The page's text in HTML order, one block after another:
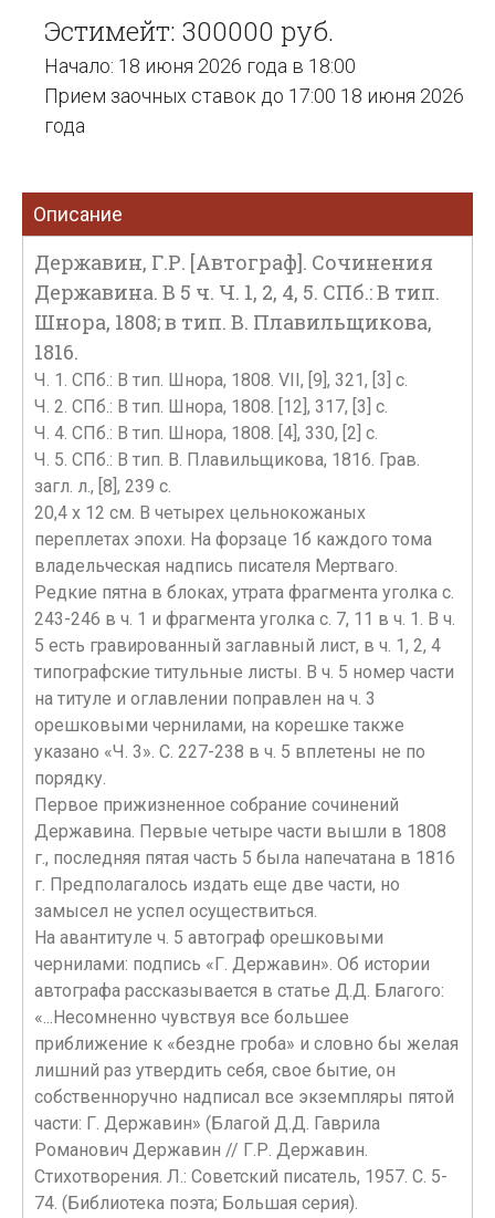
Эстимейт: 300000 руб.
Начало: 18 июня 2026 года в 18:00
Прием заочных ставок до 17:00 18 июня 2026
года
Описание
Державин, Г.Р. [Автограф]. Сочинения
Державина. В 5 ч. Ч. 1, 2, 4, 5. СПб.: В тип.
Шнора, 1808; в тип. В. Плавильщикова,
1816.
Ч. 1. СПб.: В тип. Шнора, 1808. VII, [9], 321, [3] c.
Ч. 2. СПб.: В тип. Шнора, 1808. [12], 317, [3] c.
Ч. 4. СПб.: В тип. Шнора, 1808. [4], 330, [2] c.
Ч. 5. СПб.: В тип. В. Плавильщикова, 1816. Грав.
загл. л., [8], 239 c.
20,4 х 12 см. В четырех цельнокожаных
переплетах эпохи. На форзаце 1б каждого тома
владельческая надпись писателя Мертваго.
Редкие пятна в блоках, утрата фрагмента уголка с.
243-246 в ч. 1 и фрагмента уголка с. 7, 11 в ч. 1. В ч.
5 есть гравированный заглавный лист, в ч. 1, 2, 4
типографские титульные листы. В ч. 5 номер части
на титуле и оглавлении поправлен на ч. 3
орешковыми чернилами, на корешке также
указано «Ч. 3». С. 227-238 в ч. 5 вплетены не по
порядку.
Первое прижизненное собрание сочинений
Державина. Первые четыре части вышли в 1808
г., последняя пятая часть 5 была напечатана в 1816
г. Предполагалось издать еще две части, но
замысел не успел осуществиться.
На авантитуле ч. 5 автограф орешковыми
чернилами: подпись «Г. Державин». Об истории
автографа рассказывается в статье Д.Д. Благого:
«...Несомненно чувствуя все большее
приближение к «бездне гроба» и словно бы желая
лишний раз утвердить себя, свое бытие, он
собственноручно надписал все экземпляры пятой
части: Г. Державин» (Благой Д.Д. Гаврила
Романович Державин // Г.Р. Державин.
Стихотворения. Л.: Советский писатель, 1957. С. 5-
74. (Библиотека поэта; Большая серия).